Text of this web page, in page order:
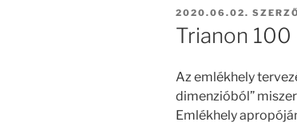
BEKÜLDVE:
2020.06.02.
Trianon 100
Az emlékhely
dimenzióból”
Emlékhely